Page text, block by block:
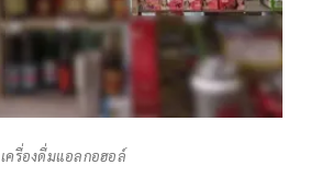
เครื่องดื่มแอลกอฮอล์